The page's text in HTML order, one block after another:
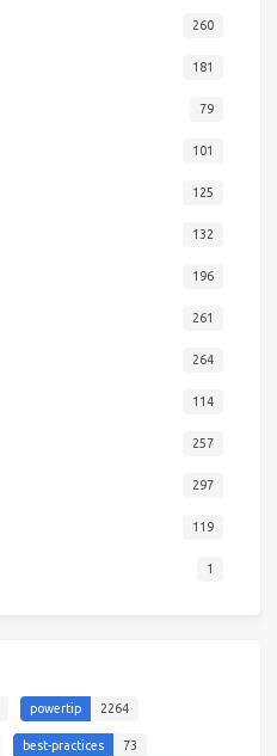
260
181
79
101
125
132
196
261
264
114
257
297
119
1
powertip 2264
best-practices 73